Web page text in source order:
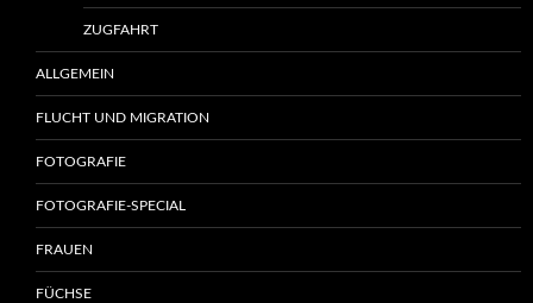
ZUGFAHRT
ALLGEMEIN
FLUCHT UND MIGRATION
FOTOGRAFIE
FOTOGRAFIE-SPECIAL
FRAUEN
FÜCHSE